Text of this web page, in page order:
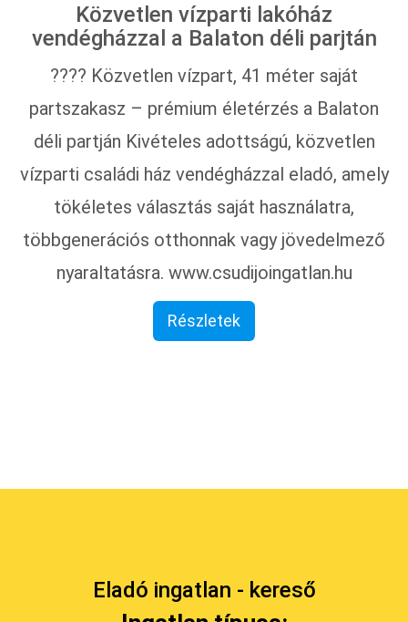
Közvetlen vízparti lakóház
vendégházzal a Balaton déli parjtán
???? Közvetlen vízpart, 41 méter saját
partszakasz – prémium életérzés a Balaton
déli partján Kivételes adottságú, közvetlen
vízparti családi ház vendégházzal eladó, amely
tökéletes választás saját használatra,
többgenerációs otthonnak vagy jövedelmező
nyaraltatásra. www.csudijoingatlan.hu
Részletek
Eladó ingatlan - kereső